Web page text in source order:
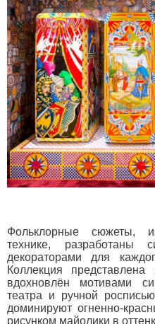
Фольклорные сюжеты,
технике, разработаны
декораторами для
Коллекция
вдохновлён мотивами
театра и ручной
доминируют огненно-
рисунком майолики в